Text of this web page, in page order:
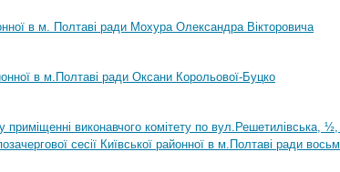
в м. Полтаві ради Мохура Олександра Вікторовича
в м.Полтаві ради Оксани Корольової-Буцко
приміщенні виконавчого комітету по вул.Решетилівська,
сесії Київської районної в м.Полтаві ради